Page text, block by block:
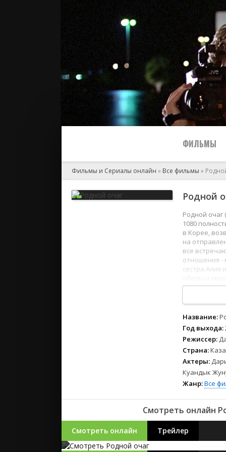
ФИЛЬМЫ
2024
2023
2022
2021
Фильмы и Сериалы онлайн » Все фильмы »
Родной
Родной очаг
1080
в Корее,
на
все
отношения -
сестра Алия
12345 678
Название:
Год выхода:
Режиссер:
Страна:
Актеры:
Куандык
Жанр:Все
Смотреть онлайн
Смотреть онлайн Трейлер